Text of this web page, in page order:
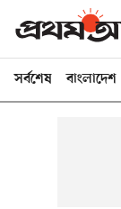
সর্বশেষ বাংলাদেশ